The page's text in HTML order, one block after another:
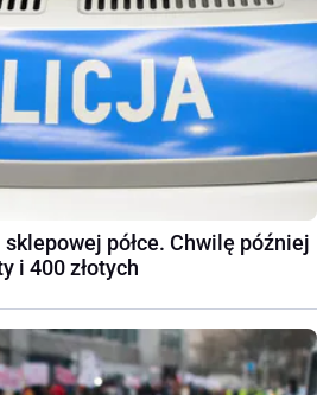
półce. Chwilę później
i 400 złotych